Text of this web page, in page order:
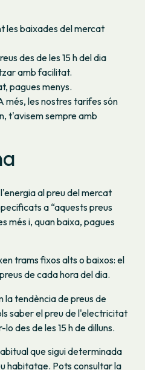
les baixades del mercat
des de les 15 h del dia
amb facilitat.
pagues menys.
més, les nostres tarifes són
t'avisem sempre amb
al preu del mercat
a “aquests preus
més i, quan baixa, pagues
trams fixos alts o baixos: el
de cada hora del dia.
la tendència de preus de
saber el preu de l'electricitat
des de les 15 h de dilluns.
que sigui determinada
habitatge. Pots consultar la